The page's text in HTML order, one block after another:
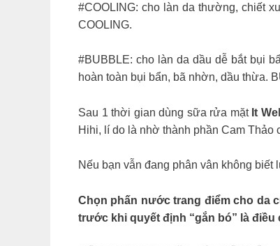
#COOLING: cho làn da thường, chiết
COOLING.
#BUBBLE: cho làn da dầu dễ bắt bụi
hoàn toàn bụi bẩn, bã nhờn, dầu thừa.
Sau 1 thời gian dùng sữa rửa mặt It
Hihi, lí do là nhờ thành phần Cam Thảo
Nếu bạn vẫn đang phân vân không
Chọn phấn nước trang điểm cho da
trước khi quyết định “gắn bó” là